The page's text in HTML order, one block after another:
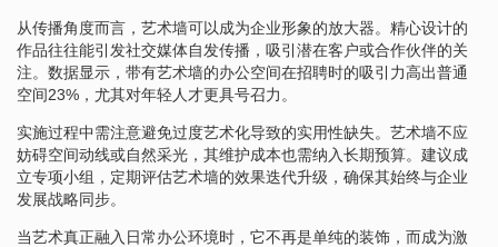
从传播角度而言，艺术墙可以成为企业形象的放大器。精心设计的
作品往往能引发社交媒体自发传播，吸引潜在客户或合作伙伴的关
注。数据显示，带有艺术墙的办公空间在招聘时的吸引力高出普通
空间23%，尤其对年轻人才更具号召力。
实施过程中需注意避免过度艺术化导致的实用性缺失。艺术墙不应
妨碍空间动线或自然采光，其维护成本也需纳入长期预算。建议成
立专项小组，定期评估艺术墙的效果迭代升级，确保其始终与企业
发展战略同步。
当艺术真正融入日常办公环境时，它不再是单纯的装饰，而成为激